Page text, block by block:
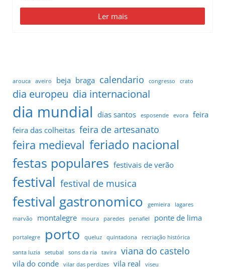
Ler mais
arouca aveiro beja braga calendario congresso crato
dia europeu dia internacional
dia mundial dias santos esposende evora
feira
feira das colheitas feira de artesanato
feira medieval feriado nacional
festas populares festivais de verão
festival festival de musica
festival gastronomico gemieira
lagares
marvão
montalegre moura paredes penafiel ponte de lima
portalegre porto queluz quintadona recriação histórica
santa luzia setubal sons da ria tavira viana do castelo
vila do conde vilar das perdizes vila real viseu